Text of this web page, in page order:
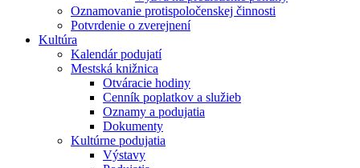
Oznamovanie protispoločenskej činnosti
Potvrdenie o zverejnení
Kultúra
Kalendár podujatí
Mestská knižnica
Otváracie hodiny
Cenník poplatkov a služieb
Oznamy a podujatia
Dokumenty
Kultúrne podujatia
Výstavy